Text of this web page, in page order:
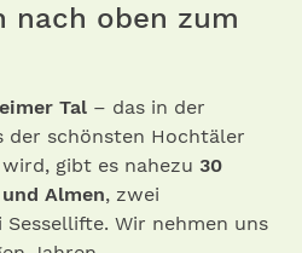
nach oben zum
Tal – das in der
der schönsten Hochtäler
gibt es nahezu 30
Almen, zwei
Wir nehmen uns